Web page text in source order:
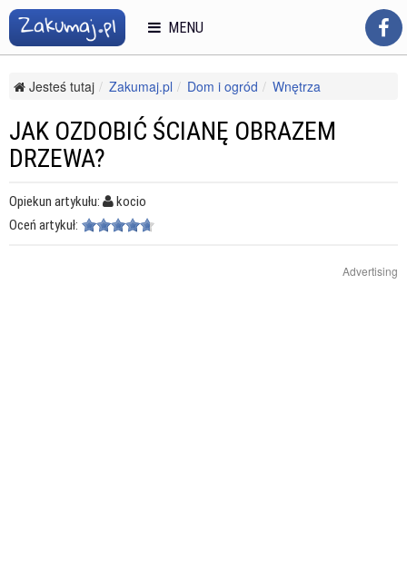
Jesteś tutaj Zakumaj.pl Dom i ogród
Wnętrza
JAK OZDOBIĆ ŚCIANĘ OBRAZEM
DRZEWA?
Opiekun artykułu:
kocio
Oceń artykuł:
Advertising
MENU